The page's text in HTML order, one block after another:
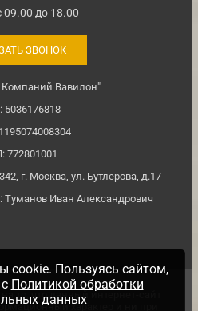
09.00 до 18.00
ЗВОНОК
Вавилон"
5036176818
772801001
г. Москва, ул. Бутлерова, д.17
Туманов Иван Александрович
то, что данный интернет-сайт
характер и ни при
cookie. Пользуясь сайтом,
Политикой обработки
данных